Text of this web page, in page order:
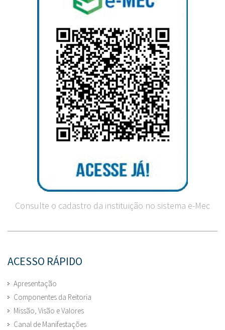
Consulte o cadastro da instituição no sistema e-Mec
ACESSO RÁPIDO
Apresentação
Componentes da Reitoria
Missão, Visão e Valores
Canal de Manifestações